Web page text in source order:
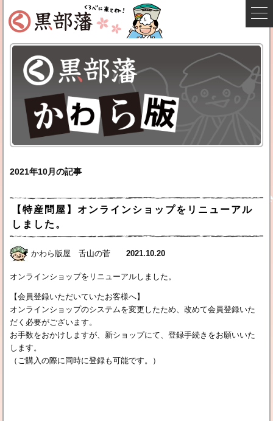
2021年10月の記事
【特産問屋】オンラインショップをリニューアル
しました。
かわら版屋 舌山の菅 2021.10.20
オンラインショップをリニューアルしました。
【会員登録いただいていたお客様へ】
オンラインショップのシステムを変更したため、改めて会員登録いた
だく必要がございます。
お手数をおかけしますが、新ショップにて、登録手続きをお願いいた
します。
（ご購入の際に同時に登録も可能です。）